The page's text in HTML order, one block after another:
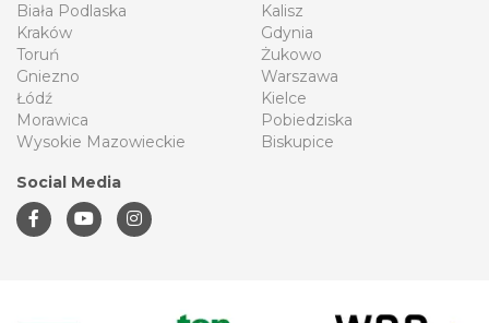
Biała Podlaska
Kraków
Toruń
Gniezno
Łódź
Morawica
Wysokie Mazowieckie
Kalisz
Gdynia
Żukowo
Warszawa
Kielce
Pobiedziska
Biskupice
Social Media